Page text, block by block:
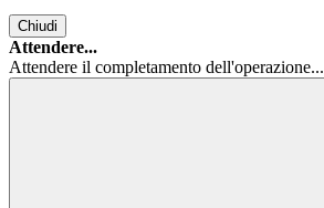
Chiudi
Attendere...
Attendere il completamento dell'operazione...